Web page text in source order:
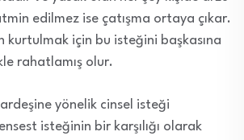
edilmez ise çatışma ortaya çıkar.
kurtulmak için bu isteğini başkasına
rahatlamış olur.
yönelik cinsel isteği
isteğinin bir karşılığı olarak